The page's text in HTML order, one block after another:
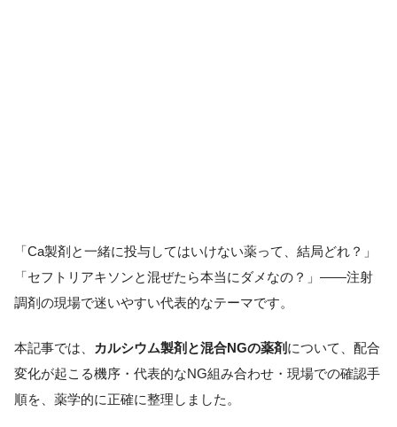
「Ca製剤と一緒に投与してはいけない薬って、結局どれ？」
「セフトリアキソンと混ぜたら本当にダメなの？」――注射
調剤の現場で迷いやすい代表的なテーマです。
本記事では、 カルシウム製剤と混合NGの薬剤 について、配合
変化が起こる機序・代表的なNG組み合わせ・現場での確認手
順を、薬学的に正確に整理しました。